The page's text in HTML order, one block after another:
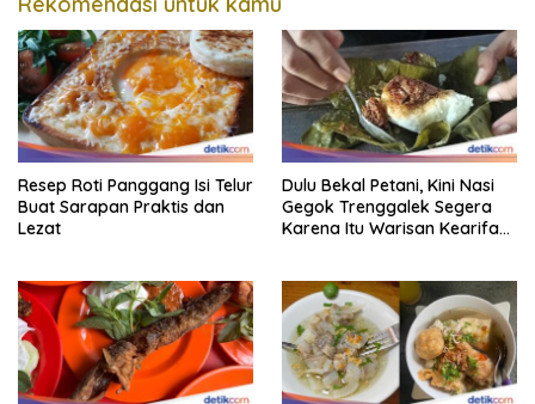
Resep Roti Panggang Isi Telur
Buat Sarapan Praktis dan
Lezat
Dulu Bekal Petani, Kini Nasi
Gegok Trenggalek Segera
Karena Itu Warisan Kearifan